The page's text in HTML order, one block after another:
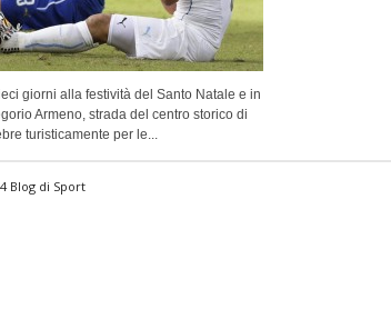
giorni alla festività del Santo Natale e in
Armeno, strada del centro storico di
turisticamente per le...
Blog di Sport